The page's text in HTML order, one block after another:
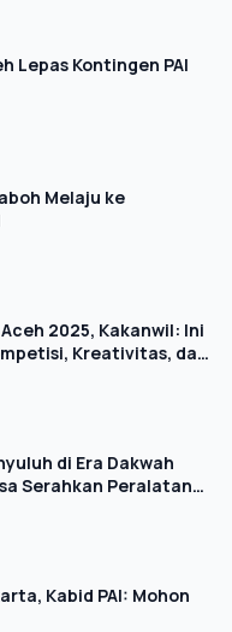
Lepas Kontingen PAI
Melaju ke
2025, Kakanwil: Ini
Kreativitas, dan
di Era Dakwah
Serahkan Peralatan
Kabid PAI: Mohon